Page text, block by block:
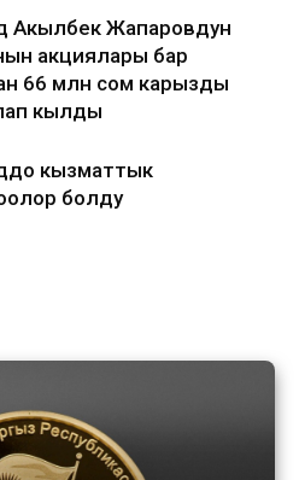
Акылбек Жапаровдун
акциялары бар
66 млн сом карызды
кылды
кызматтык
болду